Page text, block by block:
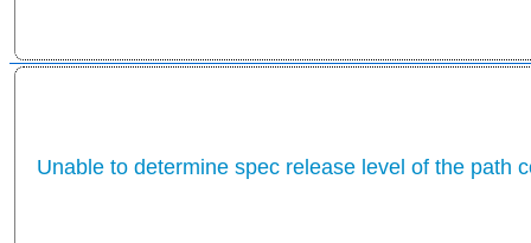
Unable to determine spec release level of the path